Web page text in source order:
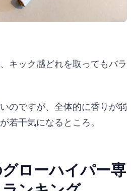
キック感どれを取ってもバラ
のですが、全体的に香りが弱
若干気になるところ。
ローハイパー専